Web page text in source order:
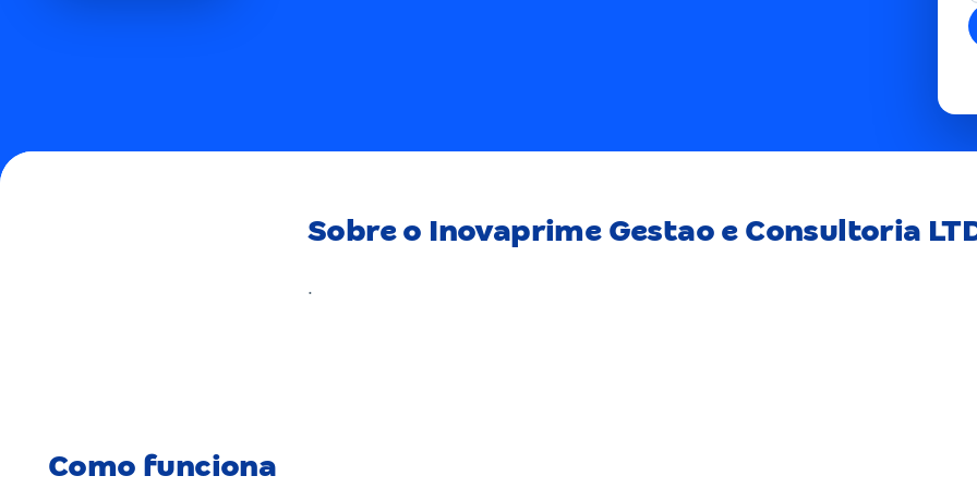
Sobre o Inovaprime Gestao e Consultoria
.
Como funciona